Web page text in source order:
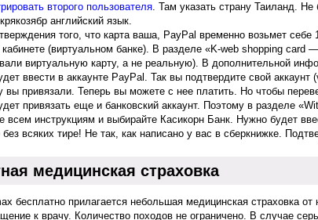
второго пользователя. Там указать страну Таиланд.
английский язык.
того, что карта ваша, PayPal временно возьмет себе
кабинете (виртуальном банке). В разделе «K-web shopping card
виртуальную карту, а не реальную). В дополнительной
ввести в аккаунте PayPal. Так вы подтвердите свой аккаунт
вы привязали. Теперь вы можете с нее платить. Но чтобы
привязать еще и банковский аккаунт. Поэтому в разделе
всем инструкциям и выбирайте Касикорн Банк. Нужно будет
без всяких тире! Не так, как написано у вас в сберкнижке.
медицинская страховка
бесплатно прилагается небольшая медицинская страховка
к врачу. Количество походов не ограничено. В случае